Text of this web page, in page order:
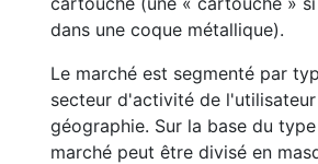
dans une coque métallique).
Le marché est segmenté par
secteur d'activité de
géographie. Sur la base du
marché peut être divisé en